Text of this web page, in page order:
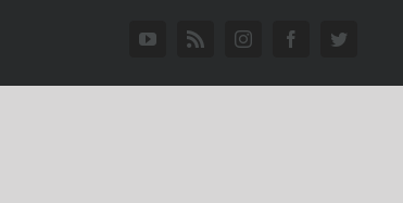
YouTubeRss InstagramFacebookTwitter